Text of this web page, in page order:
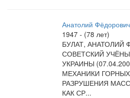
Анатолий
1947 - (78 лет)
БУЛАТ, АНАТОЛИЙ
СОВЕТСКИЙ
УКРАИНЫ
МЕХАНИКИ
РАЗРУШЕНИЯ
КАК СР...